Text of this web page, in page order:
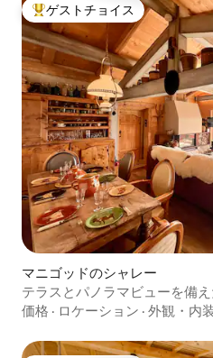
大好評のゲストチョイスです。
ゲストチョイス
マニゴッドのシャレー
テラスとパノラマビューを備
価格 · ロケーション · 外観・内